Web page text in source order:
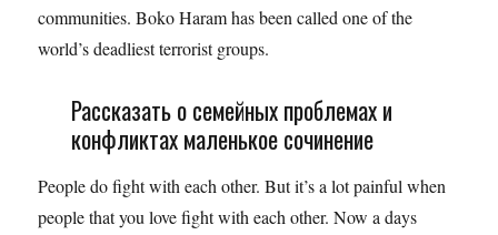
communities. Boko Haram has been called one of the
world’s deadliest terrorist groups.
Рассказать о семейных проблемах и
конфликтах маленькое сочинение
People do fight with each other. But it’s a lot painful when
people that you love fight with each other. Now a days